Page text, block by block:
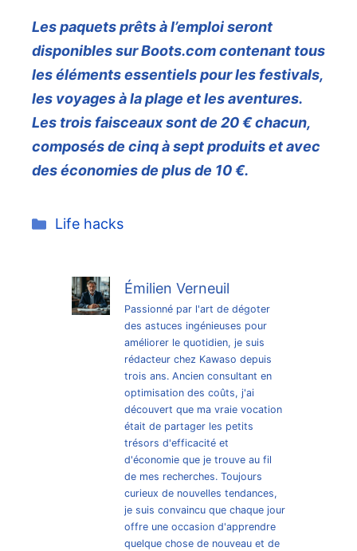
Les paquets prêts à l’emploi seront
disponibles sur Boots.com contenant tous
les éléments essentiels pour les festivals,
les voyages à la plage et les aventures.
Les trois faisceaux sont de 20 € chacun,
composés de cinq à sept produits et avec
des économies de plus de 10 €.
Catégories
Life hacks
Émilien Verneuil
Passionné par l'art de dégoter
des astuces ingénieuses pour
améliorer le quotidien, je suis
rédacteur chez Kawaso depuis
trois ans. Ancien consultant en
optimisation des coûts, j'ai
découvert que ma vraie vocation
était de partager les petits
trésors d'efficacité et
d'économie que je trouve au fil
de mes recherches. Toujours
curieux de nouvelles tendances,
je suis convaincu que chaque jour
offre une occasion d'apprendre
quelque chose de nouveau et de